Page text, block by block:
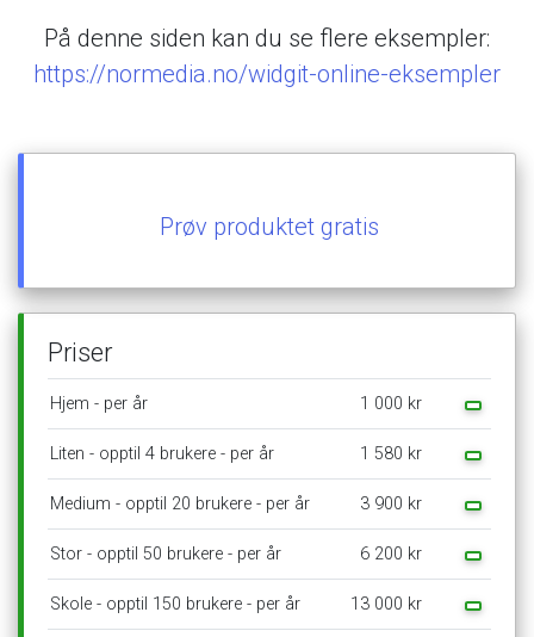
På denne siden kan du se flere eksempler:
https://normedia.no/widgit-online-eksempler
Prøv produktet gratis
Priser
Hjem - per år 1 000 kr
Liten - opptil 4 brukere - per år 1 580 kr
Medium - opptil 20 brukere - per år 3 900 kr
Stor - opptil 50 brukere - per år 6 200 kr
Skole - opptil 150 brukere - per år 13 000 kr